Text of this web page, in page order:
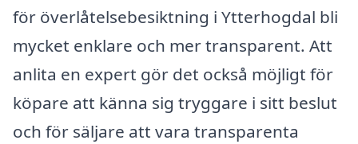
för överlåtelsebesiktning i Ytterhogdal bli
mycket enklare och mer transparent. Att
anlita en expert gör det också möjligt för
köpare att känna sig tryggare i sitt beslut
och för säljare att vara transparenta